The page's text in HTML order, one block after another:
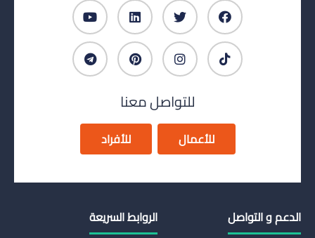
للتواصل معنا
للأعمال للأفراد
الدعم و التواصل الروابط السريعة